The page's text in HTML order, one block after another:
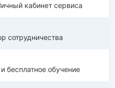
кабинет сервиса
сотрудничества
бесплатное обучение